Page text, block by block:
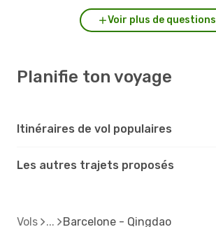
Voir plus de questions
Planifie ton voyage
Itinéraires de vol populaires
Les autres trajets proposés
Vols Barcelone - Qingdao